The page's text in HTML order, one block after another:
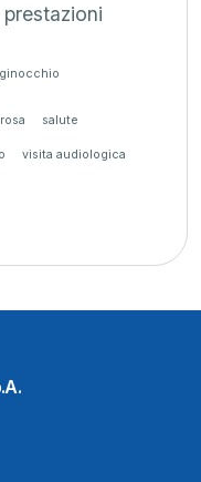
prestazioni
rosa salute
visita audiologica